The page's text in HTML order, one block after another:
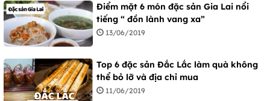
Điểm mặt 6 món đặc sản Gia Lai nổi
tiếng “ đồn lành vang xa”
13/06/2019
Top 6 đặc sản Đắc Lắc làm quà không
thể bỏ lỡ và địa chỉ mua
11/06/2019